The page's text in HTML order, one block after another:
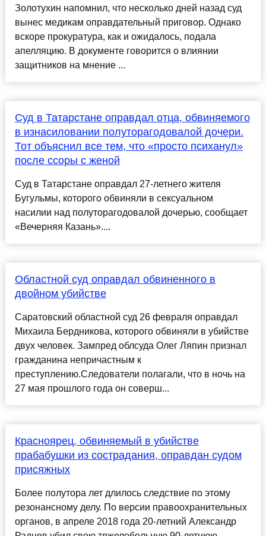
Золотухин напомнил, что несколько дней назад суд
вынес медикам оправдательный приговор. Однако
вскоре прокуратура, как и ожидалось, подала
апелляцию. В документе говорится о влиянии
защитников на мнение ...
Суд в Татарстане оправдал отца, обвиняемого
в изнасиловании полуторагодовалой дочери.
Тот объяснил все тем, что «просто психанул»
после ссоры с женой
Суд в Татарстане оправдал 27-летнего жителя
Бугульмы, которого обвиняли в сексуальном
насилии над полуторагодовалой дочерью, сообщает
«Вечерняя Казань»....
Областной суд оправдал обвиненного в
двойном убийстве
Саратовский областной суд 26 февраля оправдал
Михаила Бердникова, которого обвиняли в убийстве
двух человек. Зампред облсуда Олег Ляпин признал
гражданина непричастным к
преступлению.Следователи полагали, что в ночь на
27 мая прошлого года он соверш...
Красноярец, обвиняемый в убийстве
прабабушки из сострадания, оправдан судом
присяжных
Более полутора лет длилось следствие по этому
резонансному делу. По версии правоохранительных
органов, в апреле 2018 года 20-летний Александр